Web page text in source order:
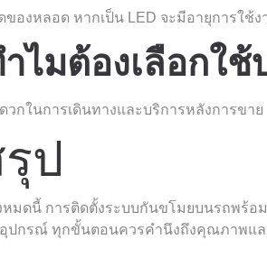
องหลอด หากเป็น LED จะมีอายุการใช้ง
ไมต้องเลือกใ
วกในการเดินทางและบริการหลังการขาย
ป
มดนี้ การติดตั้งระบบกันขโมยบนรถพร้อ
ปกรณ์ ทุกขั้นตอนควรคำนึงถึงคุณภาพแ